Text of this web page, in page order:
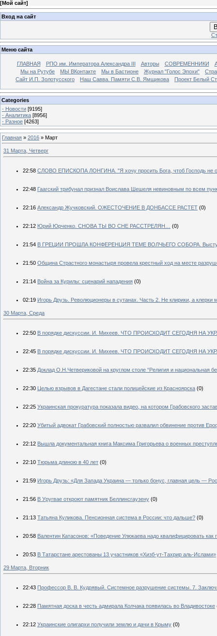
[Мой сайт]
Вход на сайт
Меню сайта
ГЛАВНАЯ РПО им. Императора Александра III Авторы СОВРЕМЕННИКИ
Мы на Рутубе
МЫ ВКонтакте Мы в Бастионе Журнал "Голос Эпохи"
Сайт И.П. Золотусского
Наш Савва. Памяти С.В. Ямщикова Проект Белый
Categories
- Новости [9195]
- Аналитика [8956]
- Разное [4263]
Главная » 2016 » Март
31 Марта, Четверг
22:58 СЛОВО ЕПИСКОПА ЛОНГИНА. "Я хочу просить Бога, чтоб Господь не
22:48 Гаагский трибунал признал Воислава Шешеля невиновным по всем
22:16 Александр Жучковский. ОЖЕСТОЧЕНИЕ В ДОНБАССЕ РАСТЕТ (0)
22:12 Юрий Юрченко. СНОВА ТЫ ВО СНЕ РАССТРЕЛЯН… (0)
21:54 В ГРЕЦИИ ПРОШЛА КОНФЕРЕНЦИЯ ТЕМЕ ВОЛЧЬЕГО СОБОРА.
21:50 Община Страстного монастыря провела крестный ход на месте
21:14 Война за Курилы: сценарий нападения (0)
02:19 Игорь Друзь. Революционеры в сутанах. Часть 2. Не клирики, а клерки
30 Марта, Среда
22:50 В порядке дискуссии. И. Михеев. ЧТО ПРОИСХОДИТ СЕГОДНЯ НА
22:45 В порядке дискуссии. И. Михеев. ЧТО ПРОИСХОДИТ СЕГОДНЯ НА
22:35 Доклад О.Н.Четвериковой на круглом столе “Религия и национальная
22:30 Целью взрывов в Дагестане стали полицейские из Красноярска (0)
22:25 Украинская прокуратура показала видео, на котором Грабовского
22:20 Убитый адвокат Грабовский полностью развалил обвинение против
22:12 Вышла документальная книга Максима Григорьева о военных
22:10 Тюрьма длиною в 40 лет (0)
21:59 Игорь Друзь: «Для Запада Украина — только бонус, главная цель —
21:56 В Уругвае откроют памятник Беллинсгаузену (0)
21:13 Татьяна Куликова. Пенсионная система в России: что дальше? (0)
20:58 Валентин Катасонов: «Поведение Улюкаева надо квалифицировать как
20:53 В Татарстане арестованы 13 участников «Хизб-ут-Тахрир аль-Ислами»
29 Марта, Вторник
22:43 Профессор В. В. Кудрявый. Системное разрушение системы. 7.
22:28 Памятная доска в честь адмирала Колчака появилась во Владивостоке
22:12 Украинские олигархи получили землю и дачи в Крыму (0)